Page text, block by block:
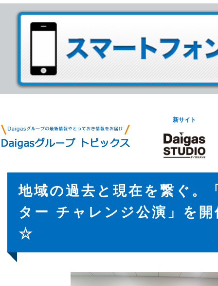
新サイト
地域の過去と現在を繋ぐ。
ター チャレンジ公演」を
☆